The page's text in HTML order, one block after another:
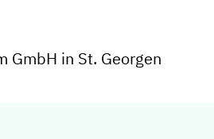
GmbH in St. Georgen